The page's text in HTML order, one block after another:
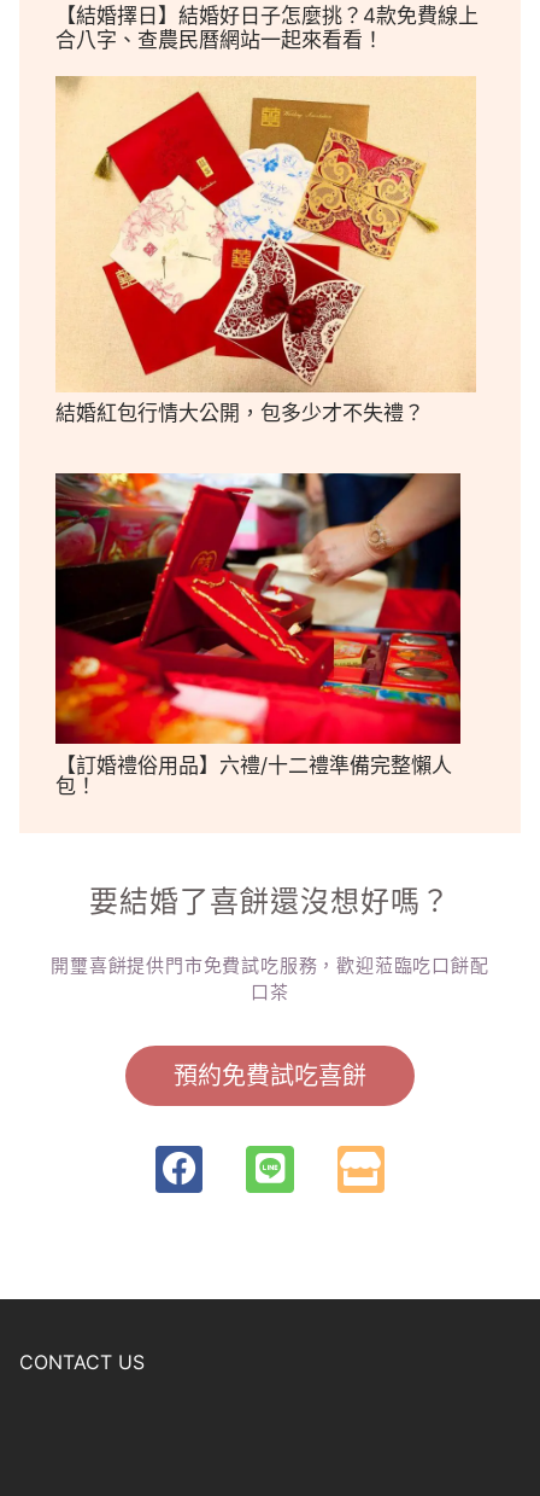
【訂婚禮俗用品】六禮/十二禮準備完整懶人
包！
【結婚擇日】結婚好日子怎麼挑？4款免費線上
合八字、查農民曆網站一起來看看！
結婚紅包行情大公開，包多少才不失禮？
要結婚了喜餅還沒想好嗎？
開璽喜餅提供門市免費試吃服務，歡迎蒞臨吃口餅配
口茶
預約免費試吃喜餅
CONTACT US